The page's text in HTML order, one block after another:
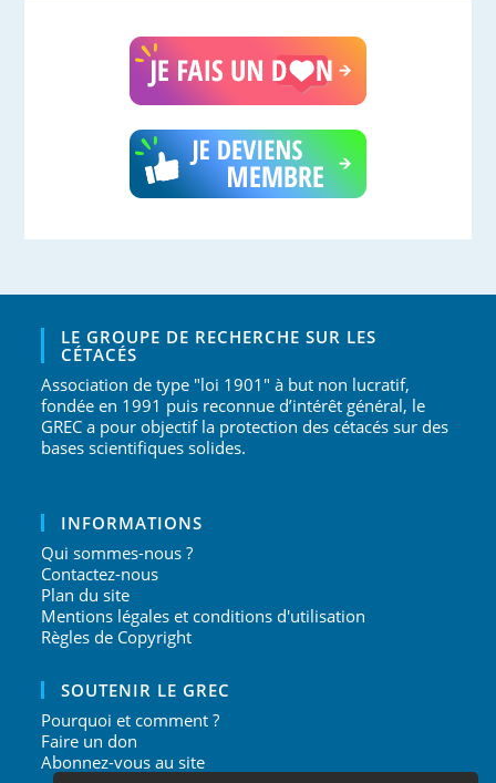
LE GROUPE DE RECHERCHE SUR LES
CÉTACÉS
Association de type "loi 1901" à but non lucratif,
fondée en 1991 puis reconnue d’intérêt général, le
GREC a pour objectif la protection des cétacés sur des
bases scientifiques solides.
INFORMATIONS
Qui sommes-nous ?
Contactez-nous
Plan du site
Mentions légales et conditions d'utilisation
Règles de Copyright
SOUTENIR LE GREC
Pourquoi et comment ?
Faire un don
Abonnez-vous au site